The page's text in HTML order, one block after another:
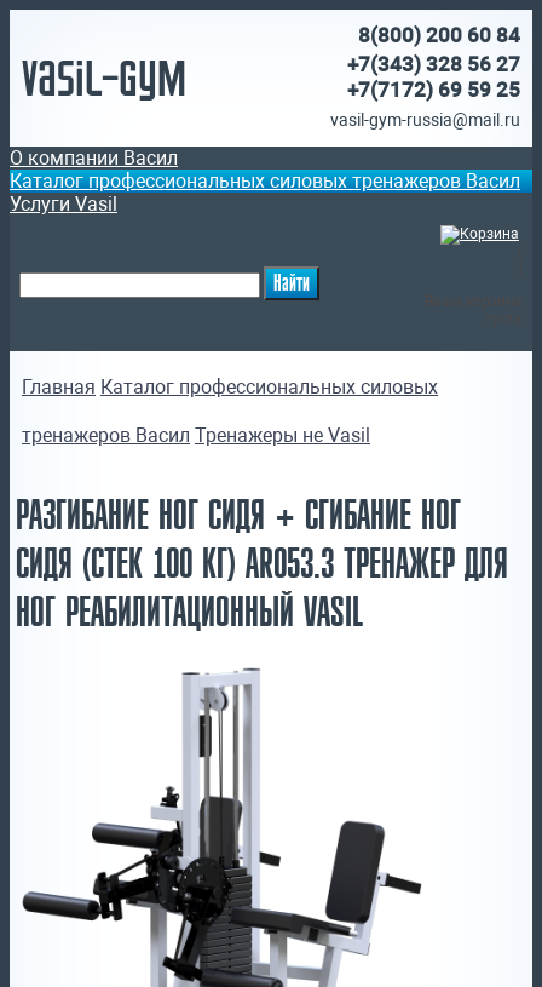
Vasil-Gym
8(800) 200 60 84
+7(343) 328 56 27
+7(7172) 69 59 25
vasil-gym-russia@mail.ru
О компании Васил
Каталог профессиональных силовых тренажеров Васил
Услуги Vasil
Главная Каталог профессиональных силовых
тренажеров Васил Тренажеры не Vasil
РАЗГИБАНИЕ НОГ СИДЯ + СГИБАНИЕ НОГ
СИДЯ (СТЕК 100 КГ) AR053.3 ТРЕНАЖЕР ДЛЯ
НОГ РЕАБИЛИТАЦИОННЫЙ VASIL